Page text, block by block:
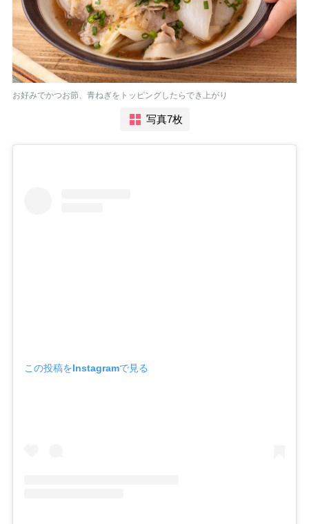
お好みでかつお節、青ねぎをトッピングしたらでき上がり
写真7枚
この投稿をInstagramで見る